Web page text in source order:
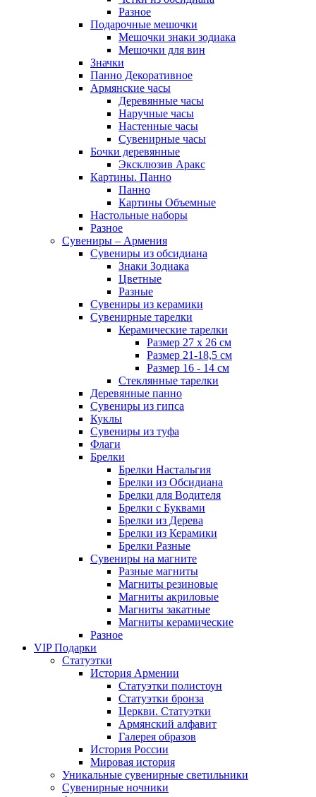
Разное
Подарочные мешочки
Мешочки знаки зодиака
Мешочки для вин
Значки
Панно Декоративное
Армянские часы
Деревянные часы
Наручные часы
Настенные часы
Сувенирные часы
Бочки деревянные
Эксклюзив Аракс
Картины. Панно
Панно
Картины Объемные
Настольные наборы
Разное
Сувениры – Армения
Сувениры из обсидиана
Знаки Зодиака
Цветные
Разные
Сувениры из керамики
Сувенирные тарелки
Керамические тарелки
Размер 27 х 26 см
Размер 21-18,5 см
Размер 16 - 14 см
Стеклянные тарелки
Деревянные панно
Сувениры из гипса
Куклы
Сувениры из туфа
Флаги
Брелки
Брелки Настальгия
Брелки из Обсидиана
Брелки для Водителя
Брелки с Буквами
Брелки из Дерева
Брелки из Керамики
Брелки Разные
Сувениры на магните
Разные магниты
Магниты резиновые
Магниты акриловые
Магниты закатные
Магниты керамические
Разное
VIP Подарки
Статуэтки
История Армении
Статуэтки полистоун
Статуэтки бронза
Церкви. Статуэтки
Армянский алфавит
Галерея образов
История России
Мировая история
Уникальные сувенирные светильники
Сувенирные ночники